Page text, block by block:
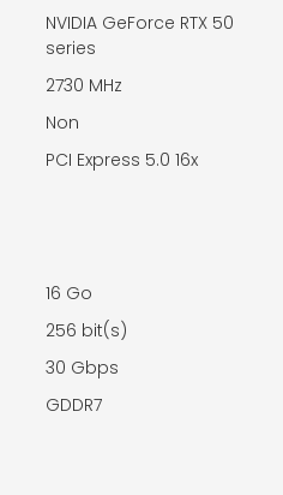
NVIDIA GeForce RTX 50
series
2730 MHz
Non
PCI Express 5.0 16x
16 Go
256 bit(s)
30 Gbps
GDDR7